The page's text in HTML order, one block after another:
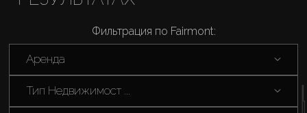
Фильтрация по Fairmont:
Аренда
Тип Недвижимост ...